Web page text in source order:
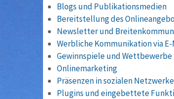
Blogs und Publikationsmedien
Bereitstellung des
Newsletter und
Werbliche Kommunikation via
Gewinnspiele und Wettbewerbe
Onlinemarketing
Präsenzen in sozialen
Plugins und eingebettete